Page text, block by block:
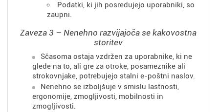
Podatki, ki jih posredujejo uporabniki, so
zaupni.
Zaveza 3 – Nenehno razvijajoča se kakovostna
storitev
Sčasoma ostaja vzdržen za uporabnike, ki ne
glede na to, ali gre za otroke, posameznike ali
strokovnjake, potrebujejo stalni e-poštni naslov.
Nenehno se izboljšuje v smislu lastnosti,
ergonomije, zmogljivosti, mobilnosti in
zmogljivosti.